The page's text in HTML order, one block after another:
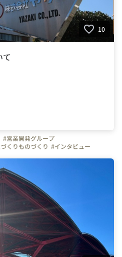
10
#営業開発グループ
くりものづくり #インタビュー